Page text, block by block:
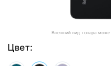
Внешний вид товара
Цвет: